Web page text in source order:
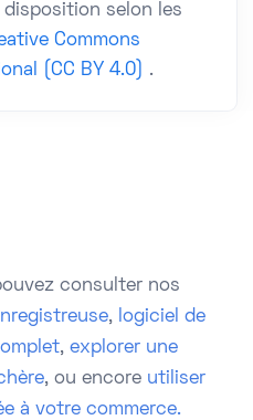
selon les
Commons
(CC BY 4.0) .
consulter nos
, logiciel de
, explorer une
, ou encore utiliser
à votre commerce.